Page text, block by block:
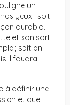
un
yeux : soit
durable,
et son sort
; soit on
il faudra
à définir une
et que